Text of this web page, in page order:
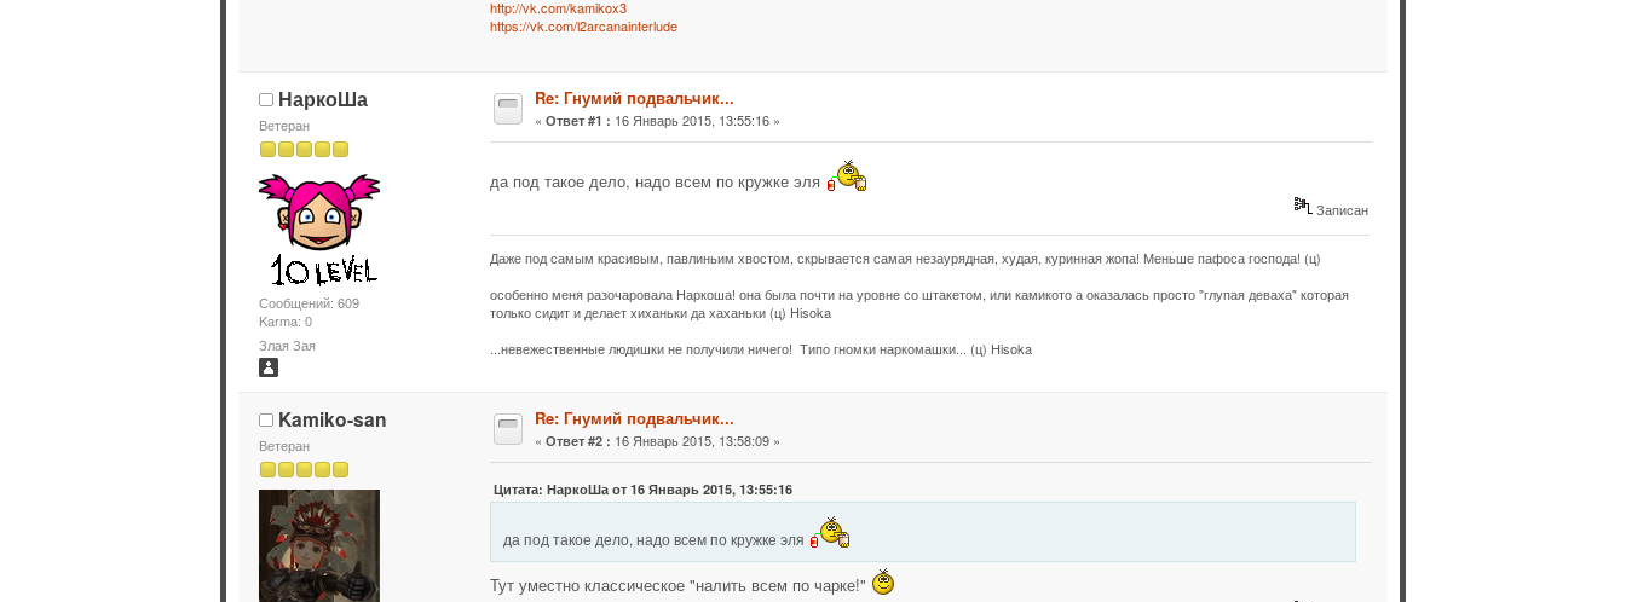
http://vk.com/kamikox3
https://vk.com/l2arcanainterlude
НаркоШа
Ветеран
Сообщений: 609
Karma: 0
Злая Зая
Re: Гнумий подвальчик...
« Ответ #1 : 16 Январь 2015, 13:55:16 »
да под такое дело, надо всем по кружке эля
Записан
Даже под самым красивым, павлиньим хвостом, скрывается самая незаурядная, худая, куринная жопа! Меньше пафоса господа! (ц)
особенно меня разочаровала Наркоша! она была почти на уровне со штакетом, или камикото а оказалась просто "глупая деваха" которая
только сидит и делает хиханьки да хаханьки (ц) Hisoka
...невежественные людишки не получили ничего! Типо гномки наркомашки... (ц) Hisoka
Kamiko-san
Ветеран
Re: Гнумий подвальчик...
« Ответ #2 : 16 Январь 2015, 13:58:09 »
Цитата: НаркоШа от 16 Январь 2015, 13:55:16
да под такое дело, надо всем по кружке эля
Тут уместно классическое "налить всем по чарке!"